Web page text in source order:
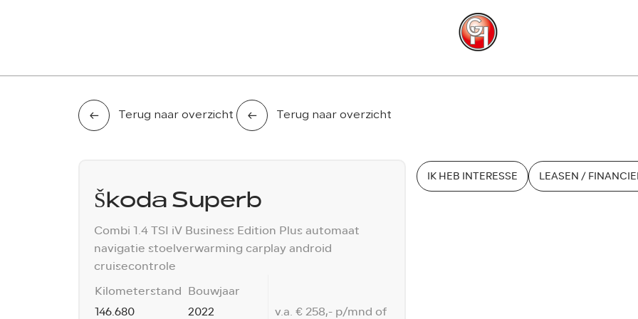
Terug naar overzicht Terug naar overzicht
IK HEB INTERESSE LEASEN /
Škoda Superb
Combi 1.4 TSI iV Business Edition Plus automaat
navigatie stoelverwarming carplay android
cruisecontrole
Kilometerstand
146.680
Bouwjaar
2022 v.a. € 258,- p/mnd of